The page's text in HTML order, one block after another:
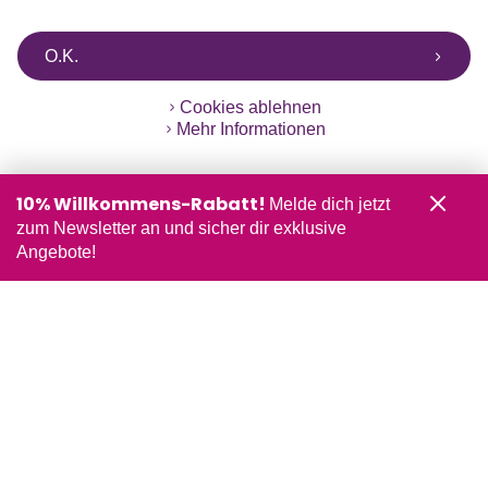
O.K.
Cookies ablehnen
Mehr Informationen
10% Willkommens-Rabatt! Melde dich jetzt
zum Newsletter an und sicher dir exklusive
Angebote!